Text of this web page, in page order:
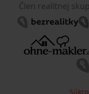
Člen realitnej